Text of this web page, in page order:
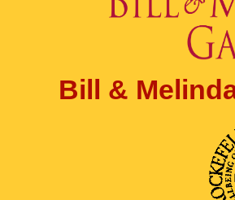
Bill &